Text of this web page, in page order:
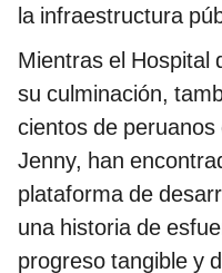
la infraestructura
Mientras el Hospital
su culminación,
cientos de
Jenny, han
plataforma de
una historia de
progreso tangible y